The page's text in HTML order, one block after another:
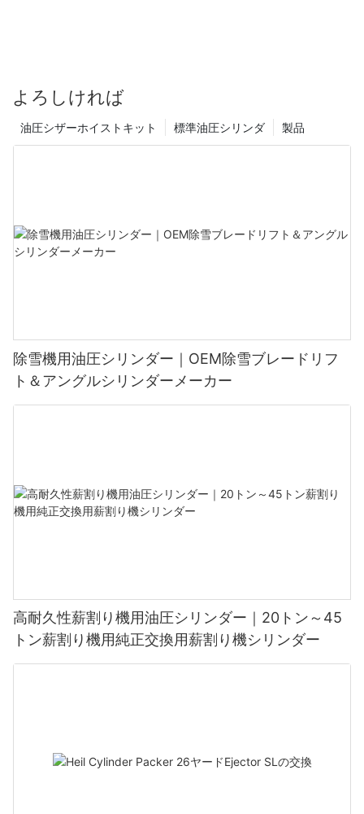
よろしければ
製品
標準油圧シリンダ
油圧シザーホイストキット
除雪機用油圧シリンダー｜OEM除雪ブレードリフ
ト＆アングルシリンダーメーカー
高耐久性薪割り機用油圧シリンダー｜20トン～45
トン薪割り機用純正交換用薪割り機シリンダー